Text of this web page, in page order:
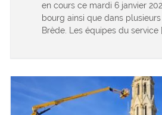
en cours ce mardi 6 janvier
bourg ainsi que dans
Brède. Les équipes du service